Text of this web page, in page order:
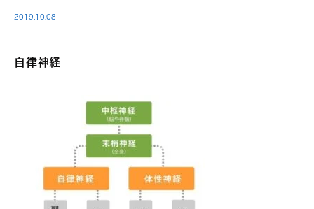
2019.10.08
自律神経